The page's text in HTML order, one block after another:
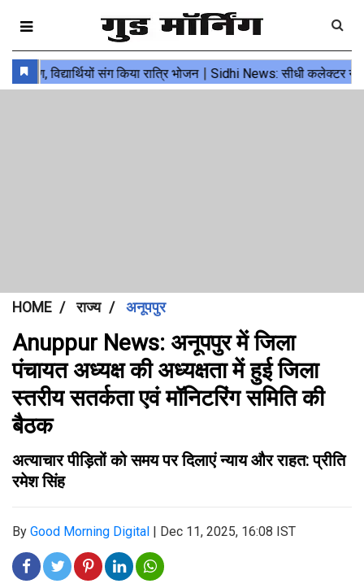
HOME राज्य अनूपपुर
Anuppur News: अनूपपुर में जिला
पंचायत अध्यक्ष की अध्यक्षता में हुई जिला
स्तरीय सतर्कता एवं मॉनिटरिंग समिति की
बैठक
अत्याचार पीड़ितों को समय पर दिलाएं न्याय और राहत: प्रीति
रमेश सिंह
By Good Morning Digital | Dec 11, 2025, 16:08 IST